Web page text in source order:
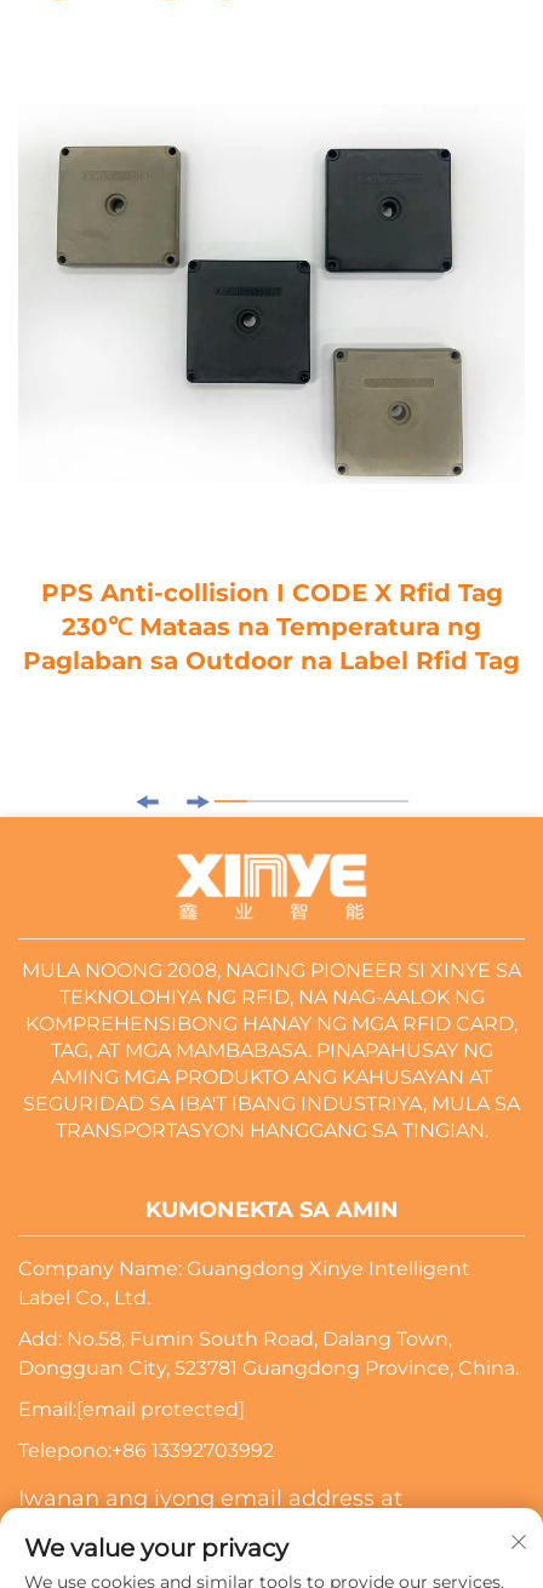
PPS Anti-collision I CODE X Rfid Tag
230℃ Mataas na Temperatura ng
Paglaban sa Outdoor na Label Rfid Tag
MULA NOONG 2008, NAGING PIONEER SI XINYE SA
TEKNOLOHIYA NG RFID, NA NAG-AALOK NG
KOMPREHENSIBONG HANAY NG MGA RFID CARD,
TAG, AT MGA MAMBABASA. PINAPAHUSAY NG
AMING MGA PRODUKTO ANG KAHUSAYAN AT
SEGURIDAD SA IBA'T IBANG INDUSTRIYA, MULA SA
TRANSPORTASYON HANGGANG SA TINGIAN.
KUMONEKTA SA AMIN
Company Name: Guangdong Xinye Intelligent
Label Co., Ltd.
Add: No.58, Fumin South Road, Dalang Town,
Dongguan City, 523781 Guangdong Province, China.
Email:[email protected]
Telepono:+86 13392703992
Iwanan ang iyong email address at
We value your privacy
We use cookies and similar tools to provide our services.